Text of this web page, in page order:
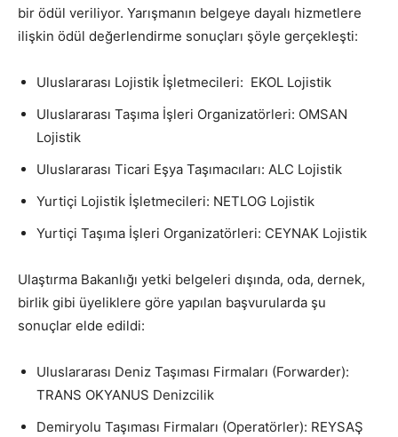
bir ödül veriliyor. Yarışmanın belgeye dayalı hizmetlere
ilişkin ödül değerlendirme sonuçları şöyle gerçekleşti:
Uluslararası Lojistik İşletmecileri: EKOL Lojistik
Uluslararası Taşıma İşleri Organizatörleri: OMSAN
Lojistik
Uluslararası Ticari Eşya Taşımacıları: ALC Lojistik
Yurtiçi Lojistik İşletmecileri: NETLOG Lojistik
Yurtiçi Taşıma İşleri Organizatörleri: CEYNAK Lojistik
Ulaştırma Bakanlığı yetki belgeleri dışında, oda, dernek,
birlik gibi üyeliklere göre yapılan başvurularda şu
sonuçlar elde edildi:
Uluslararası Deniz Taşıması Firmaları (Forwarder):
TRANS OKYANUS Denizcilik
Demiryolu Taşıması Firmaları (Operatörler): REYSAŞ